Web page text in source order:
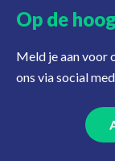
Op de
Meld je aan voor
ons via social